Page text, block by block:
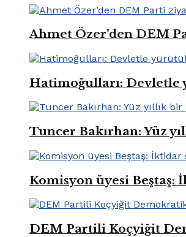
Ahmet Özer’den DEM
Hatimoğulları:
Tuncer Bakırhan: Yüz
Komisyon üyesi
DEM Partili Koçyiğit